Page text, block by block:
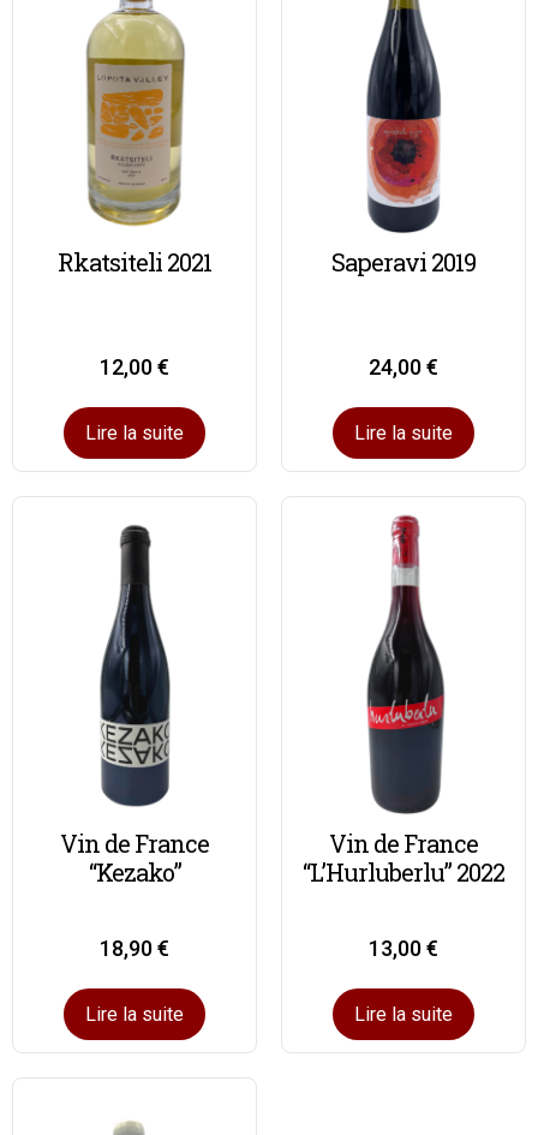
Rkatsiteli 2021
12,00€
Lire la suite
Saperavi 2019
24,00€
Lire la suite
Vin de France
“Kezako”
18,90€
Lire la suite
Vin de France
“L’Hurluberlu” 2022
13,00€
Lire la suite